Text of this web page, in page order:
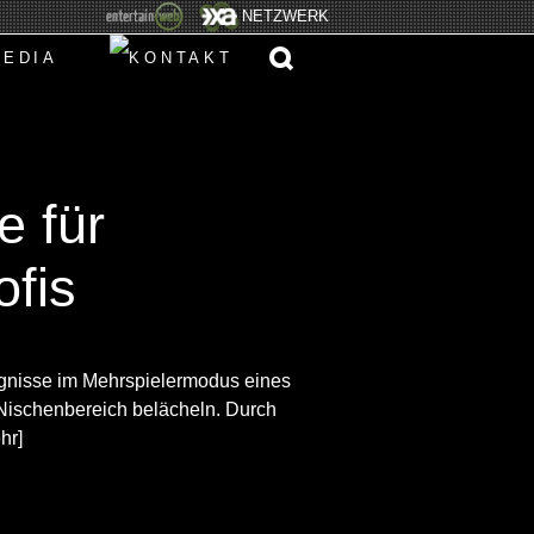
NETZWERK
für
im Mehrspielermodus eines
belächeln. Durch